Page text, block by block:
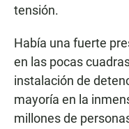
tensión.
Había una fuerte
en las pocas
instalación de
mayoría en la
millones de